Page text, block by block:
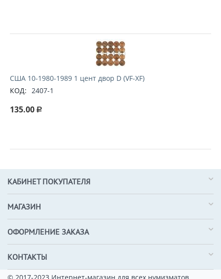
США 10-1980-1989 1 цент двор D (VF-XF)
КОД: 2407-1
135.00 Р
КАБИНЕТ ПОКУПАТЕЛЯ
МАГАЗИН
ОФОРМЛЕНИЕ ЗАКАЗА
КОНТАКТЫ